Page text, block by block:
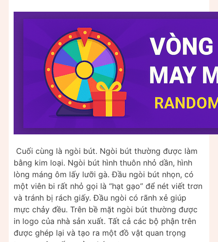
Cuối cùng là ngòi bút. Ngòi bút thường được làm
bằng kim loại. Ngòi bút hình thuôn nhỏ dần, hình
lòng máng ôm lấy lưỡi gà. Đầu ngòi bút nhọn, có
một viên bi rất nhỏ gọi là “hạt gạo” để nét viết trơn
và tránh bị rách giấy. Đầu ngòi có rãnh xẻ giúp
mực chảy đều. Trên bề mặt ngòi bút thường được
in logo của nhà sản xuất. Tất cả các bộ phận trên
được ghép lại và tạo ra một đồ vật quan trọng